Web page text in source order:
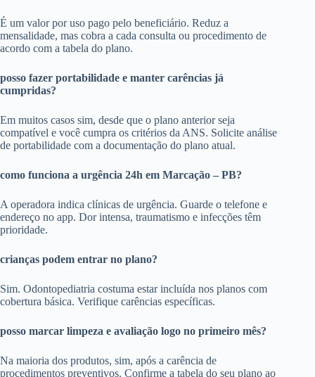
É um valor por uso pago pelo beneficiário. Reduz a
mensalidade, mas cobra a cada consulta ou procedimento de
acordo com a tabela do plano.
posso fazer portabilidade e manter carências já
cumpridas?
Em muitos casos sim, desde que o plano anterior seja
compatível e você cumpra os critérios da ANS. Solicite análise
de portabilidade com a documentação do plano atual.
como funciona a urgência 24h em Marcação – PB?
A operadora indica clínicas de urgência. Guarde o telefone e
endereço no app. Dor intensa, traumatismo e infecções têm
prioridade.
crianças podem entrar no plano?
Sim. Odontopediatria costuma estar incluída nos planos com
cobertura básica. Verifique carências específicas.
posso marcar limpeza e avaliação logo no primeiro mês?
Na maioria dos produtos, sim, após a carência de
procedimentos preventivos. Confirme a tabela do seu plano ao